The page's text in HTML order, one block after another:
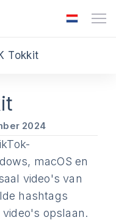
Tokkit
2024
macOS en
video's van
hashtags
opslaan.